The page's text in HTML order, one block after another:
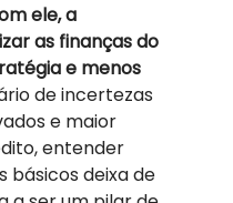
ele, a
as finanças do
e menos
de incertezas
e maior
entender
básicos deixa de